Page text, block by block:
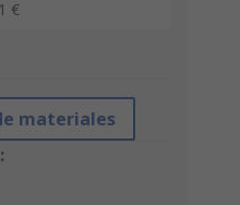
€
materiales